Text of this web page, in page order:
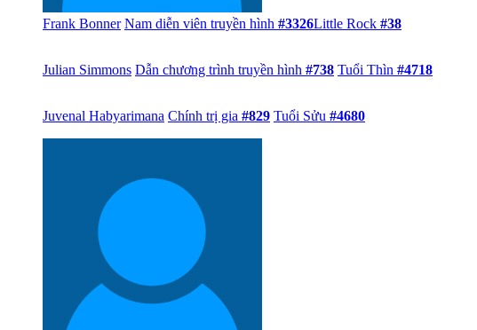
Michelle Sanchez Sao Instagram#658 Tuổi Thìn#4712
Frank Bonner Nam diễn viên truyền hình
Julian Simmons Dẫn chương trình truyền hình